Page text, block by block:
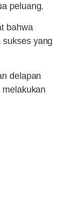
peluang.
bahwa
yang
delapan